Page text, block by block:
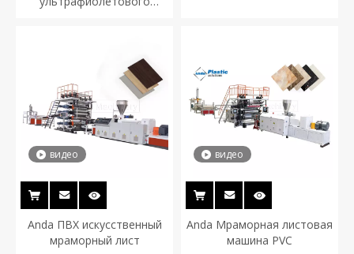
видео
Anda ПВХ искусственный
мраморный лист
видео
Anda Мраморная листовая
машина PVC